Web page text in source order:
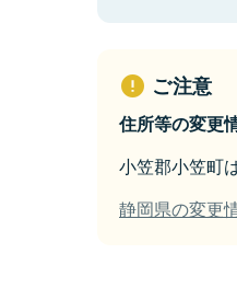
ご注意
住所等の変更
小笠郡小笠町
静岡県の変更